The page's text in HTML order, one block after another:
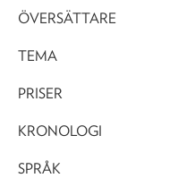
ÖVERSÄTTARE
TEMA
PRISER
KRONOLOGI
SPRÅK